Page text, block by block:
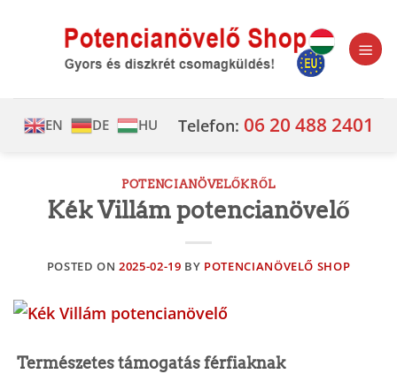
EN DE HU Telefon: 06 20 488 2401
POTENCIANÖVELŐKRŐL
Kék Villám potencianövelő
POSTED ON2025-02-19 BY POTENCIANÖVELŐ SHOP
Természetes támogatás férfiaknak